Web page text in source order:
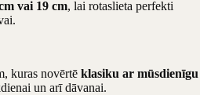
vai 19 cm, lai rotaslieta perfekti
kuras novērtē klasiku ar mūsdienīgu
un arī dāvanai.